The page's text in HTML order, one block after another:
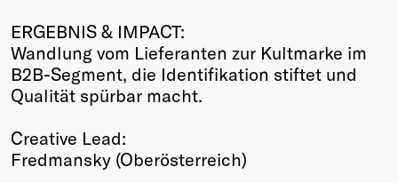
ERGEBNIS & IMPACT:
Wandlung vom Lieferanten zur Kultmarke im
B2B-Segment, die Identifikation stiftet und
Qualität spürbar macht.
Creative Lead:
Fredmansky (Oberösterreich)